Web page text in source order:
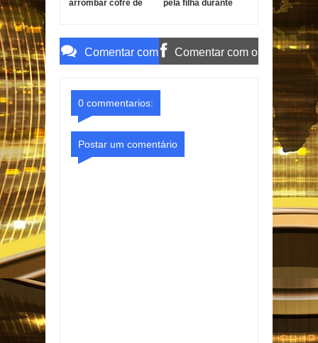
arrombar cofre de
pela filha durante
Comentar com Comentar com o
0 commentarios:
Postar um comentário